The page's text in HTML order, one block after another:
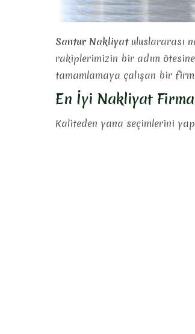
Santur Nakliyatuluslararası
rakiplerimizin bir adım
tamamlamaya çalışan bir
En İyi Nakliyat
Kaliteden yana seçimlerini